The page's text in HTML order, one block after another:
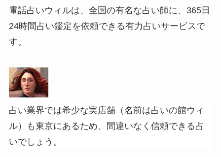
電話占いウィルは、全国の有名な占い師に、365日
24時間占い鑑定を依頼できる有力占いサービスで
す。
占い業界では希少な実店舗（名前は占いの館ウィ
ル）も東京にあるため、間違いなく信頼できる占
いでしょう。